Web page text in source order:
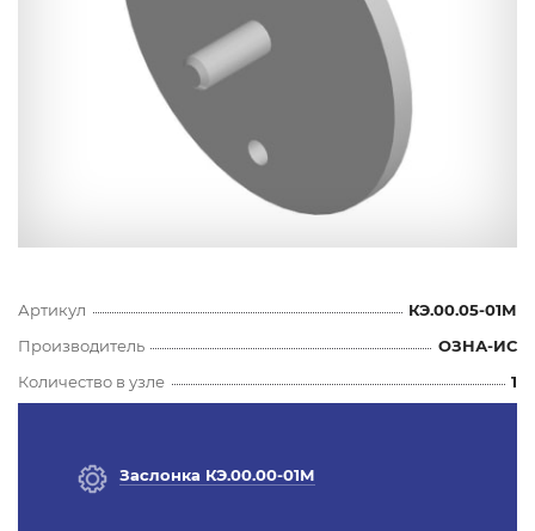
Артикул
КЭ.00.05-01М
Производитель
ОЗНА-ИС
Количество в узле
1
Заслонка КЭ.00.00-01М